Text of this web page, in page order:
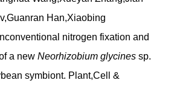
Han,Xiaobing
nitrogen fixation and
a new Neorhizobium glycines sp.
symbiont. Plant,Cell &